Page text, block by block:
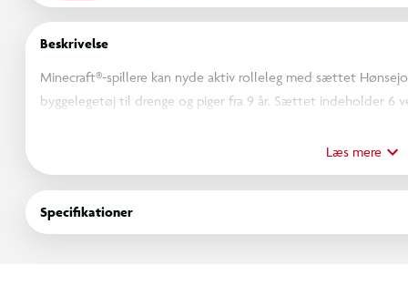
Beskrivelse
Minecraft®-spillere kan nyde aktiv rolleleg med sættet
byggelegetøj til drenge og piger fra 9 år. Sættet indeholder 6
Børn kan genskabe Minecraft-handlingen ved at sætte husk-
tæmme den vilde ulveunge med et halsbånd og starte et
modellens hoved. Rollelegetøjet vil være fantastisk som
gamere. Og med LEGO Builder appen kan børn bygge med
Læs mere
Specifikationer